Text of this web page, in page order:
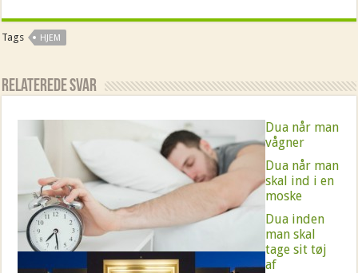
Tags HJEM
Relaterede Svar
Dua når man
vågner
Dua når man
skal ind i en
moske
Dua inden
man skal
tage sit tøj
af